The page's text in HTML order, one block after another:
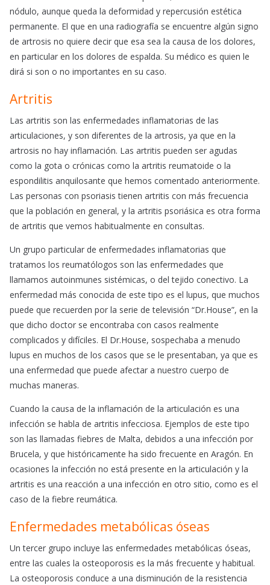
nódulo, aunque queda la deformidad y repercusión estética
permanente. El que en una radiografía se encuentre algún signo
de artrosis no quiere decir que esa sea la causa de los dolores,
en particular en los dolores de espalda. Su médico es quien le
dirá si son o no importantes en su caso.
Artritis
Las artritis son las enfermedades inflamatorias de las
articulaciones, y son diferentes de la artrosis, ya que en la
artrosis no hay inflamación. Las artritis pueden ser agudas
como la gota o crónicas como la artritis reumatoide o la
espondilitis anquilosante que hemos comentado anteriormente.
Las personas con psoriasis tienen artritis con más frecuencia
que la población en general, y la artritis psoriásica es otra forma
de artritis que vemos habitualmente en consultas.
Un grupo particular de enfermedades inflamatorias que
tratamos los reumatólogos son las enfermedades que
llamamos autoinmunes sistémicas, o del tejido conectivo. La
enfermedad más conocida de este tipo es el lupus, que muchos
puede que recuerden por la serie de televisión “Dr.House”, en la
que dicho doctor se encontraba con casos realmente
complicados y difíciles. El Dr.House, sospechaba a menudo
lupus en muchos de los casos que se le presentaban, ya que es
una enfermedad que puede afectar a nuestro cuerpo de
muchas maneras.
Cuando la causa de la inflamación de la articulación es una
infección se habla de artritis infecciosa. Ejemplos de este tipo
son las llamadas fiebres de Malta, debidos a una infección por
Brucela, y que históricamente ha sido frecuente en Aragón. En
ocasiones la infección no está presente en la articulación y la
artritis es una reacción a una infección en otro sitio, como es el
caso de la fiebre reumática.
Enfermedades metabólicas óseas
Un tercer grupo incluye las enfermedades metabólicas óseas,
entre las cuales la osteoporosis es la más frecuente y habitual.
La osteoporosis conduce a una disminución de la resistencia